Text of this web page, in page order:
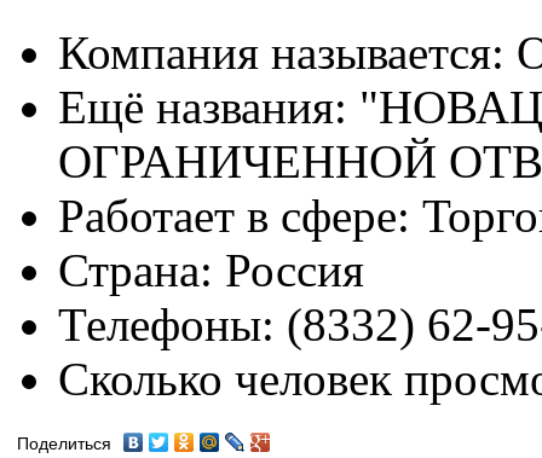
Компания называется:
Ещё названия:
ОГРАНИЧЕННОЙ
Работает в сфере:
Страна: Россия
Телефоны: (8332) 62-
Сколько человек
Поделиться